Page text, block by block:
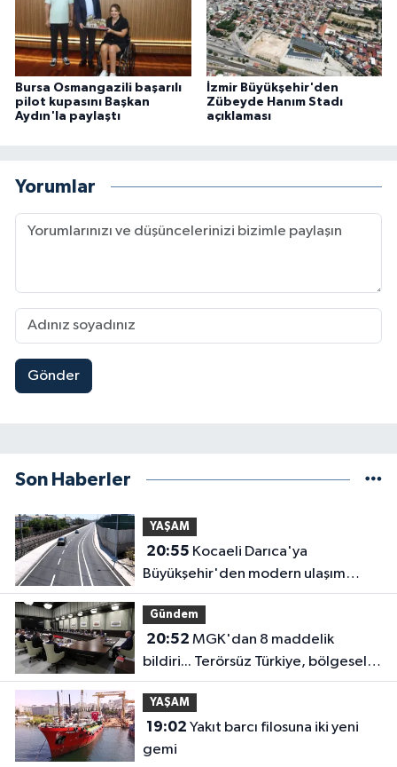
Bursa Osmangazili başarılı
pilot kupasını Başkan
Aydın'la paylaştı
İzmir Büyükşehir'den
Zübeyde Hanım Stadı
açıklaması
Yorumlar
Gönder
Son Haberler
YAŞAM
20:55
Büyükşehir'den modern ulaşım
yatırımı
Gündem
20:52
bildiri... Terörsüz Türkiye, bölgesel
güvenlik ve Gazze mesajı
YAŞAM
19:02
gemi